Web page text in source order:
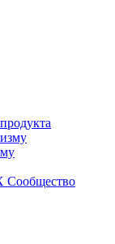
Сообщество